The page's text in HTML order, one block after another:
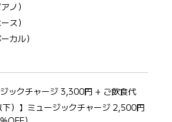
ノ）
ス）
ーカル）
ジックチャージ 3,300円 + ご飲食代
下）】ミュージックチャージ 2,500円